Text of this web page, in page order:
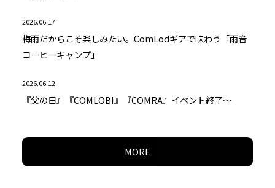
2026.06.17
梅雨だからこそ楽しみたい。ComLodギアで味わう「雨音
コーヒーキャンプ」
2026.06.12
『父の日』『COMLOBI』『COMRA』イベント終了～
MORE